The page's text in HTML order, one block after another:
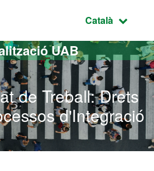
Idioma
Català
UAB
de Treball: Drets
d'Integració